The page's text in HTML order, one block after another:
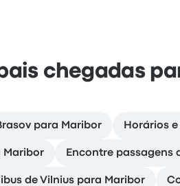
chegadas
para Maribor Horários
Maribor Encontre passagens
de Vilnius para Maribor